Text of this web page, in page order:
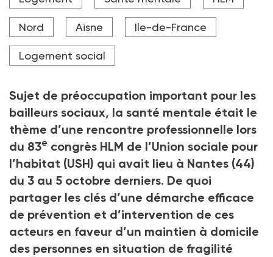
Crédit photo Eléonore de Vaumas
Nord Aisne Ile-de-France
Logement social
Sujet de préoccupation important pour les
bailleurs sociaux, la santé mentale était le
thème d’une rencontre professionnelle lors
du 83e congrès HLM de l’Union sociale pour
l’habitat (USH) qui avait lieu à Nantes (44)
du 3 au 5 octobre derniers. De quoi
partager les clés d’une démarche efficace
de prévention et d’intervention de ces
acteurs en faveur d’un maintien à domicile
des personnes en situation de fragilité